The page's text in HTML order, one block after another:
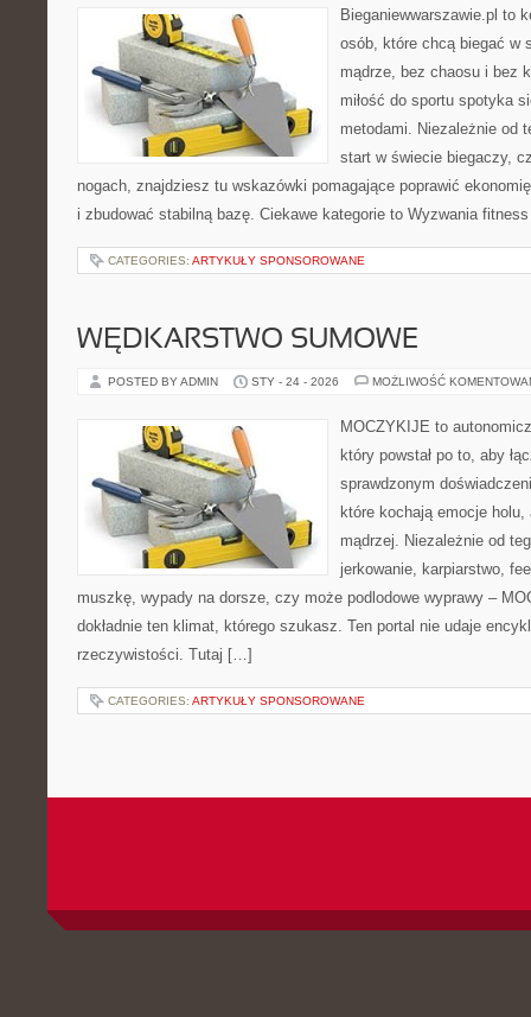
Bieganiewwarszawie.pl to
osób, które chcą biegać w
mądrze, bez chaosu i bez
miłość do sportu spotyka
metodami. Niezależnie od
start w świecie biegaczy,
nogach, znajdziesz tu wskazówki pomagające poprawić
i zbudować stabilną bazę. Ciekawe kategorie to Wyzwania
CATEGORIES: ARTYKUŁY SPONSOROWANE
WĘDKARSTWO SUMOWE
POSTED BY ADMIN STY - 24 - 2026 MOŻLIWOŚĆ
MOCZYKIJE to
który powstał po to, aby
sprawdzonym
które kochają emocje
mądrzej. Niezależnie od
jerkowanie, karpiarstwo,
muszkę, wypady na dorsze, czy może podlodowe wyprawy –
dokładnie ten klimat, którego szukasz. Ten portal nie udaje
rzeczywistości. Tutaj […]
CATEGORIES: ARTYKUŁY SPONSOROWANE